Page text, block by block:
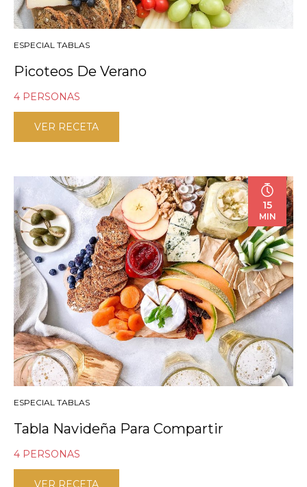
ESPECIAL TABLAS
Picoteos De Verano
4 PERSONAS
VER RECETA
15
MIN
ESPECIAL TABLAS
Tabla Navideña Para Compartir
4 PERSONAS
VER RECETA